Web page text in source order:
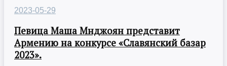
2023-05-29
Певица Маша Мнджоян представит
Армению на конкурсе «Славянский базар
2023».